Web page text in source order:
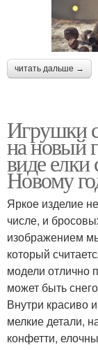
читать дальше →
Игрушки
на новый
виде
Новому
Яркое изделие
числе, и
изображением
который
модели отлично
может быть
Внутри красиво
мелкие детали,
конфетти,